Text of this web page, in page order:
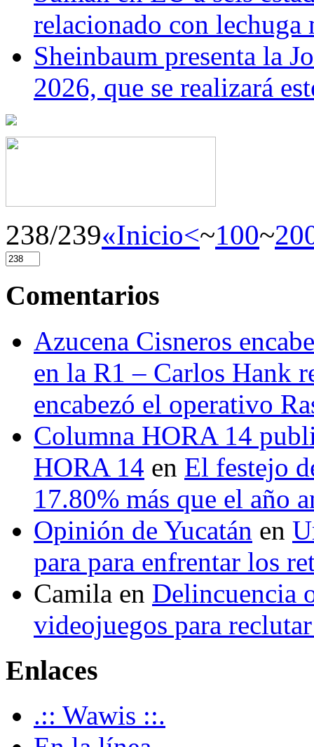
relacionado con lechuga
Sheinbaum presenta la
2026, que se realizará
238/239«Inicio<~100~
Comentarios
Azucena Cisneros
en la R1 – Carlos Hank
encabezó el operativo
Columna HORA 14
HORA 14 en El festejo
17.80% más que el año
Opinión de Yucatán en
para para enfrentar los
Camila en Delincuencia
videojuegos para
Enlaces
.:: Wawis ::.